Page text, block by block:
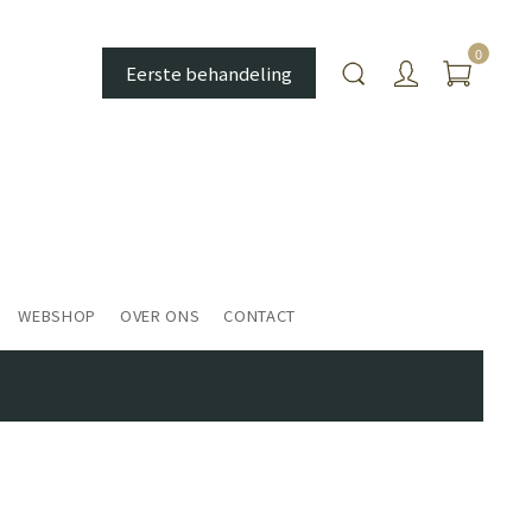
Eerste behandeling
0
WEBSHOP OVER ONS CONTACT